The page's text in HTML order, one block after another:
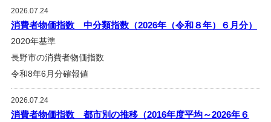
2026.07.24
消費者物価指数 中分類指数（2026年（令和８年）６月分）
2020年基準
長野市の消費者物価指数
令和8年6月分確報値
2026.07.24
消費者物価指数 都市別の推移（2016年度平均～2026年６